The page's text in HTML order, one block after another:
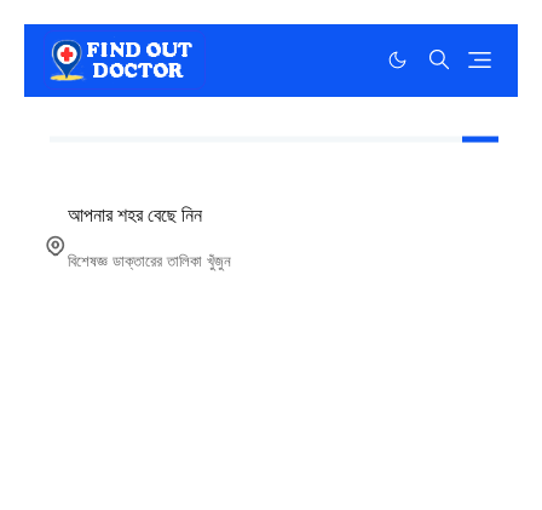
আপনার শহর বেছে নিন
বিশেষজ্ঞ ডাক্তারের তালিকা খুঁজুন